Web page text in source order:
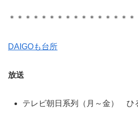
＊＊＊＊＊＊＊＊＊＊＊＊＊＊＊＊
DAIGOも台所
放送
テレビ朝日系列（月～金） ひ